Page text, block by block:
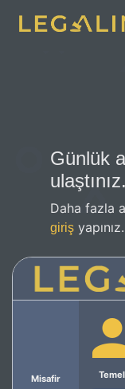
Günlük
ulaştınız.
Daha fazla
giriş yapınız.
Misafir Temel